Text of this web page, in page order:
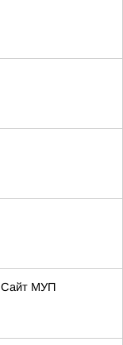
Сайт МУП